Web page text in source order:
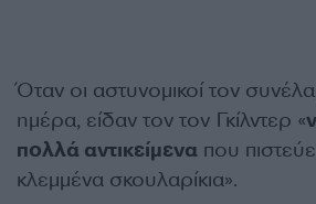
Όταν οι αστυνομικοί τον
ημέρα, είδαν τον τον Γκίλντερ «
πολλά αντικείμενα που
κλεμμένα σκουλαρίκια».